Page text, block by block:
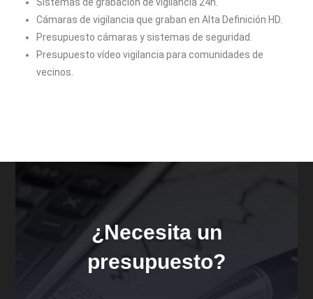
Cámaras de vigilancia que graban en Alta Definición HD.
Presupuesto cámaras y sistemas de seguridad.
Presupuesto vídeo vigilancia para comunidades de
vecinos.
¿Necesita un
presupuesto?